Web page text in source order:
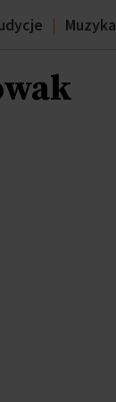
Muzyka